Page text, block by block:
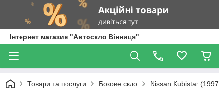
Інтернет магазин "Автоскло Вінниця"
Товари та послуги Бокове скло Nissan Kubistar